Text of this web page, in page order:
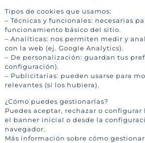
Tipos de cookies que usamos:
– Técnicas y funcionales: necesarias
funcionamiento básico del sitio.
– Analíticas: nos permiten medir y
con la web (ej. Google Analytics).
– De personalización: guardan tus
configuración).
– Publicitarias: pueden usarse para
relevantes (si los hubiera).
¿Cómo puedes gestionarlas?
Puedes aceptar, rechazar o configurar
el banner inicial o desde la
navegador.
Más información sobre cómo